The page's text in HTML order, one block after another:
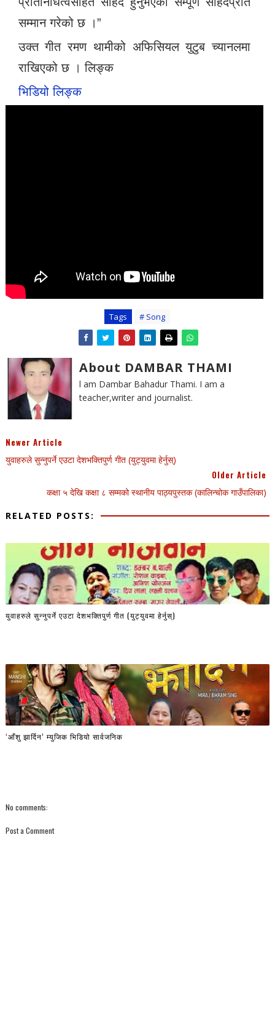
सम्मान गरेको छ ।”
उक्त गीत रमण थामीको अफिसियल युटुब च्यानलमा
राखिएको छ । लिङ्क
भिडियो लिङ्क
Tags # Song
About DAMBAR THAMI
l am Dambar Bahadur Thami. I am a
teacher,writer and journalist.
Newer Article
युवाहरुले सुन्नुपर्ने एउटा देशभक्तिपुर्ण गीत (युट्युवमा हेर्नुस्)
Older Article
कक्षा ५ देखि कक्षा ८ सम्मको स्थानीय पाठ्यपुस्तक (कालिन्चोक गाउँपालिका)
RELATED POSTS:
युवाहरुले सुन्नुपर्ने एउटा देशभक्तिपुर्ण गीत (युट्युवमा हेर्नुस्)
‘आँशु झार्दिन’ म्युजिक भिडियो सार्वजनिक
No comments:
Post a Comment